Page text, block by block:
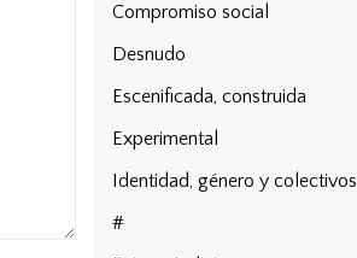
Compromiso social
Desnudo
Escenificada, construida
Experimental
Identidad, género y colectivos
#